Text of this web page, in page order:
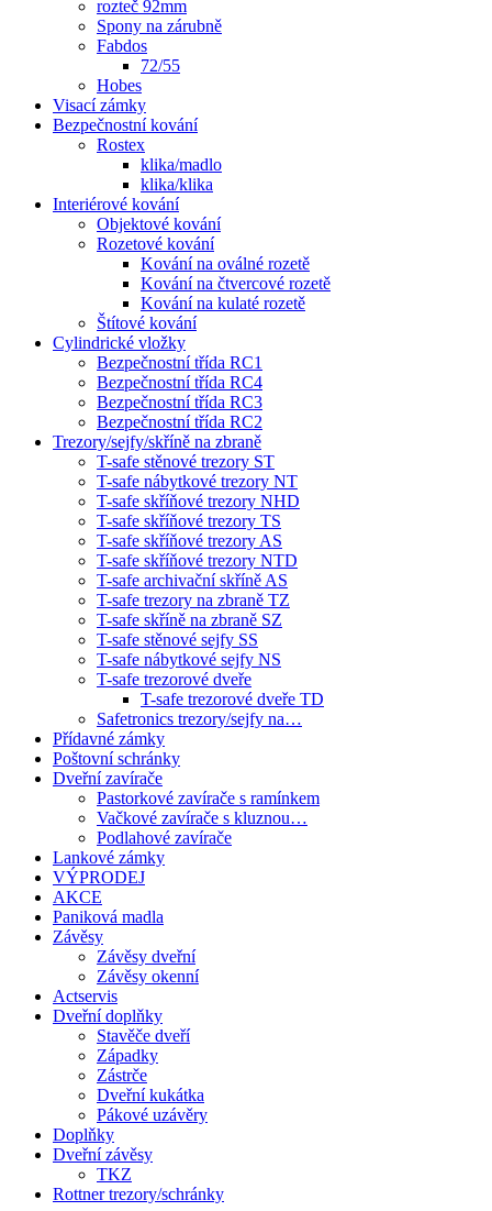
rozteč 92mm
Spony na zárubně
Fabdos
72/55
Hobes
Visací zámky
Bezpečnostní kování
Rostex
klika/madlo
klika/klika
Interiérové kování
Objektové kování
Rozetové kování
Kování na oválné rozetě
Kování na čtvercové rozetě
Kování na kulaté rozetě
Štítové kování
Cylindrické vložky
Bezpečnostní třída RC1
Bezpečnostní třída RC4
Bezpečnostní třída RC3
Bezpečnostní třída RC2
Trezory/sejfy/skříně na zbraně
T-safe stěnové trezory ST
T-safe nábytkové trezory NT
T-safe skříňové trezory NHD
T-safe skříňové trezory TS
T-safe skříňové trezory AS
T-safe skříňové trezory NTD
T-safe archivační skříně AS
T-safe trezory na zbraně TZ
T-safe skříně na zbraně SZ
T-safe stěnové sejfy SS
T-safe nábytkové sejfy NS
T-safe trezorové dveře
T-safe trezorové dveře TD
Safetronics trezory/sejfy na…
Přídavné zámky
Poštovní schránky
Dveřní zavírače
Pastorkové zavírače s ramínkem
Vačkové zavírače s kluznou…
Podlahové zavírače
Lankové zámky
VÝPRODEJ
AKCE
Paniková madla
Závěsy
Závěsy dveřní
Závěsy okenní
Actservis
Dveřní doplňky
Stavěče dveří
Západky
Zástrče
Dveřní kukátka
Pákové uzávěry
Doplňky
Dveřní závěsy
TKZ
Rottner trezory/schránky